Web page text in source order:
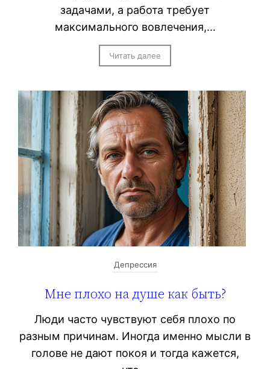
задачами, а работа требует
максимального вовлечения,…
Читать далее
Депрессия
Мне плохо на душе как быть?
Люди часто чувствуют себя плохо по
разным причинам. Иногда именно мысли в
голове не дают покоя и тогда кажется,